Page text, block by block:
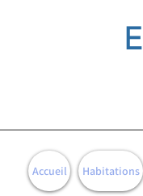
Accueil Habitations